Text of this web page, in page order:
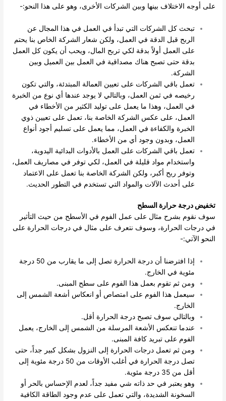
على أوجه الاختلاف بينها وبين الشركات الأخرى، وهو على هذا النحو:-
تبحث كل الشركات التي تبدأ في العمل في هذا المجال عن
الربح قبل الدقة في العمل، ولكن شعار الشركة الخاص بنا يحتم
على العمل أولاً بدقة لكي تربح المال، ويحب أن يكون كل العمل
بدقة حتى تصبح هناك مصداقية في العمل بين العميل وبين
الشركة.
تعمل باقي الشركات على تعيين العمالة المبتدئة، والتي تكون
رخيصه في ثمن العمل، وبالتالي لا يوجد عندها أي نوع من الخبرة
في العمل، وهذا ما يعمل على توليد الكثير من الأخطاء في
العمل، على عكس الشركة الخاصة بنا، تعمل على تعيين ذوي
الخبرة والكفاءة في العمل، مما يعمل على تسليم أجود أنواع
العمل، وبدون وجود أي من الأخطاء.
تعمل باقي الشركات على العمل بالأدوات البدائية اليدوية،
واستخدام مواد قليلة في العمل، لكي توفر في مصاريف العمل،
وتوفر ربح أكبر، ولكن الشركة الخاصة بنا تعمل على الاعتماد
على أحدث الآلات والمواد التي تستخدم في التطور الحديث.
تخفيض درجة حرارة السطح
سوف نقوم بشرح مثال على عمل الفوم في الأسطح من حيث التأثير
في درجات الحرارة، وسوف نتعرف على مثال في درجات الحرارة على
النحو الآتي:-
إذا افترضنا أن درجة الحرارة تصل إلى ما يقارب من 50 درجة
مئوية في الخارج.
ومن ثم تقوم بعمل هذا الفوم على سطح المبنى.
سيعمل هذا الفوم على امتصاص أو انعكاس أشعة الشمس إلى
الخارج.
وبالتالي سوف تصبح درجة الحرارة أقل.
عندما تنعكس الأشعة المرسلة من الشمس إلى الخارج، يعمل
الفوم على تبريد كافة المبنى.
ومن ثم تعمل درجات الحرارة إلى النزول بشكل كبير جداً، حتى
تصل درجة الحرارة في أغلب الأوقات من 50 درجة مئوية إلى
أقل من 35 درجة مئوية.
وهو يعتبر في حد ذاته شي مفيد جداً، لعدم الإحساس بالحر أو
السخونة الشديدة، والتي تعمل على عدم وجود الطاقة الكافية